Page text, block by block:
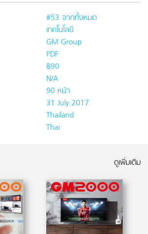
#53 จากทั้งหมด
เทคโนโลยี
GM Group
PDF
฿90
N/A
90 หน้า
31 July 2017
Thailand
Thai
ดูเพิ่มเติม